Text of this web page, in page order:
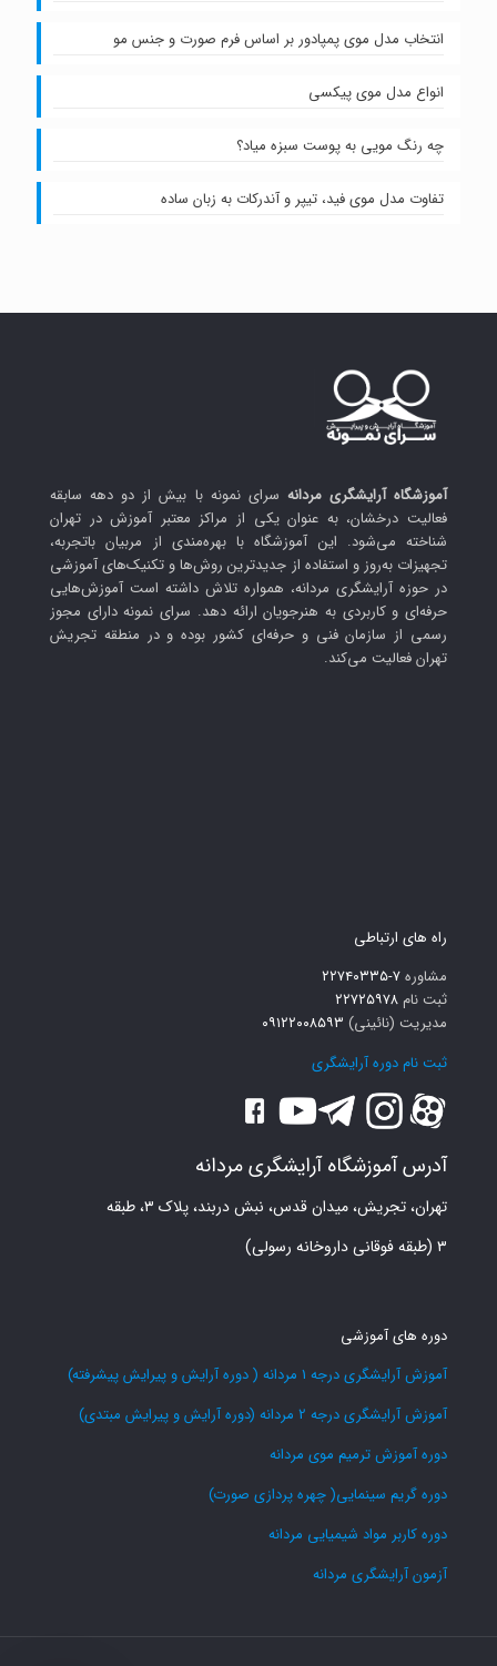
انتخاب مدل موی پمپادور بر اساس فرم صورت و جنس مو
انواع مدل موی پیکسی
چه رنگ مویی به پوست سبزه میاد؟
تفاوت مدل موی فید، تیپر و آندرکات به زبان ساده
آموزشگاه آرایشگری مردانه سرای نمونه با بیش از دو دهه سابقه
فعالیت درخشان، به عنوان یکی از مراکز معتبر آموزش در تهران
شناخته می‌شود. این آموزشگاه با بهره‌مندی از مربیان باتجربه،
تجهیزات به‌روز و استفاده از جدیدترین روش‌ها و تکنیک‌های آموزشی
در حوزه آرایشگری مردانه، همواره تلاش داشته است آموزش‌هایی
حرفه‌ای و کاربردی به هنرجویان ارائه دهد. سرای نمونه دارای مجوز
رسمی از سازمان فنی و حرفه‌ای کشور بوده و در منطقه تجریش
تهران فعالیت می‌کند.
راه های ارتباطی
مشاوره۷-۲۲۷۴۰۳۳۵
ثبت نام ۲۲۷۲۵۹۷۸
مدیریت (نائینی) ۰۹۱۲۲۰۰۸۵۹۳
ثبت نام دوره آرایشگری
آدرس آموزشگاه آرایشگری مردانه
تهران، تجریش، میدان قدس، نبش دربند، پلاک ۳، طبقه
۳ (طبقه فوقانی داروخانه رسولی)
دوره های آموزشی
آموزش آرایشگری درجه 1 مردانه ( دوره آرایش و پیرایش پیشرفته)
آموزش آرایشگری درجه 2 مردانه (دوره آرایش و پیرایش مبتدی)
دوره آموزش ترمیم موی مردانه
دوره گریم سینمایی( چهره پردازی صورت)
دوره کاربر مواد شیمیایی مردانه
آزمون آرایشگری مردانه